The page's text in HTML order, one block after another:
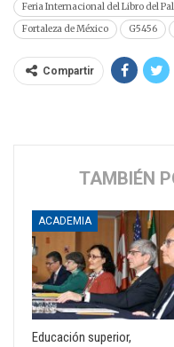
Feria Internacional del Libro del
Fortaleza de México
G5456
Compartir
TAMBIÉN
ACADEMIA
Educación superior,